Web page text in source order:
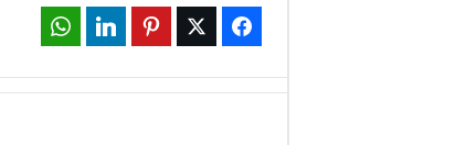
Facebook
Twitter
Pinterest
LinkedIn